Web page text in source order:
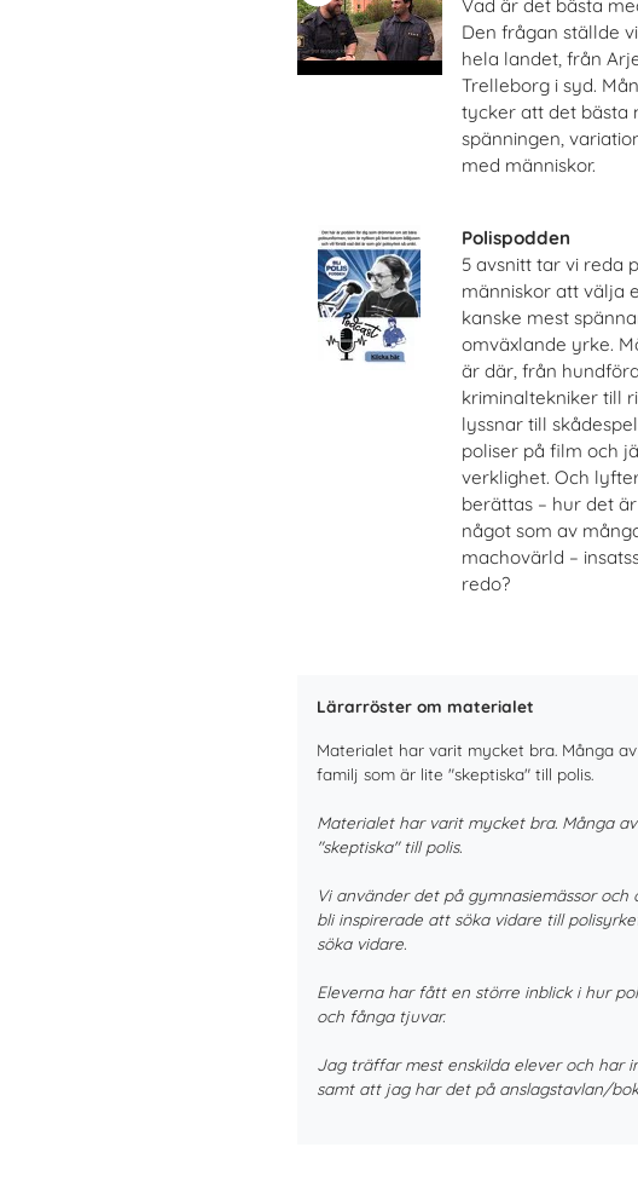
Vad är det bästa
Den frågan ställde
hela landet, från
Trelleborg i syd.
tycker att det bästa
spänningen,
med människor.
Polispodden
5 avsnitt tar vi reda
människor att välja
kanske mest
omväxlande yrke.
är där, från
kriminaltekniker till
lyssnar till
poliser på film och
verklighet. Och
berättas – hur det
något som av
machovärld –
redo?
Lärarröster om materialet
Materialet har varit mycket bra. Många
familj som är lite "skeptiska" till polis.
Materialet har varit mycket bra. Många
"skeptiska" till polis.
Vi använder det på gymnasiemässor
bli inspirerade att söka vidare till
söka vidare.
Eleverna har fått en större inblick i hur
och fånga tjuvar.
Jag träffar mest enskilda elever och har
samt att jag har det på anslagstavlan/